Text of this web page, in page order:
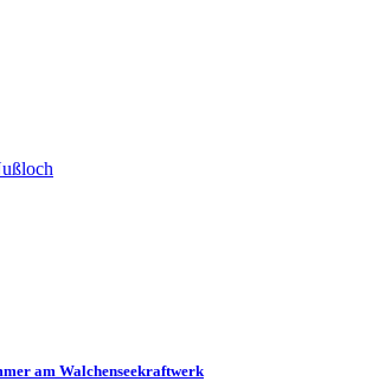
am Walchenseekraftwerk